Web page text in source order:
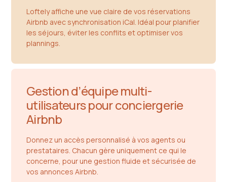
Loftely affiche une vue claire de vos réservations
Airbnb avec synchronisation iCal. Idéal pour planifier
les séjours, éviter les conflits et optimiser vos
plannings.
Gestion d’équipe multi-
utilisateurs pour conciergerie
Airbnb
Donnez un accès personnalisé à vos agents ou
prestataires. Chacun gère uniquement ce qui le
concerne, pour une gestion fluide et sécurisée de
vos annonces Airbnb.